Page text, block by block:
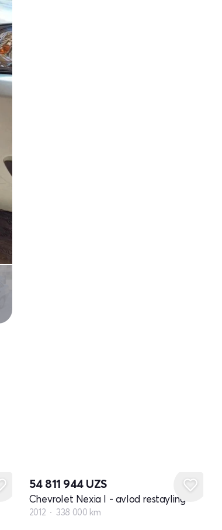
54 811 944 UZS
Chevrolet Nexia I - avlod restayling
2012 338 000 km